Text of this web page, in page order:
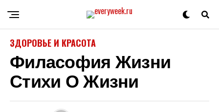
ЗДОРОВЬЕ И КРАСОТА
Филасофия Жизни
Стихи О Жизни